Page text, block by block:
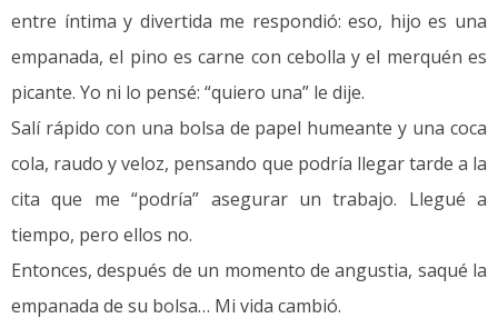
entre íntima y divertida me respondió: eso, hijo es una
empanada, el pino es carne con cebolla y el merquén es
picante. Yo ni lo pensé: “quiero una” le dije.
Salí rápido con una bolsa de papel humeante y una coca
cola, raudo y veloz, pensando que podría llegar tarde a la
cita que me “podría” asegurar un trabajo. Llegué a
tiempo, pero ellos no.
Entonces, después de un momento de angustia, saqué la
empanada de su bolsa… Mi vida cambió.